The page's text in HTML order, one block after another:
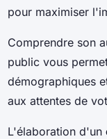
pour maximiser
Comprendre son
public vous
démographiques
aux attentes de
L'élaboration d'un